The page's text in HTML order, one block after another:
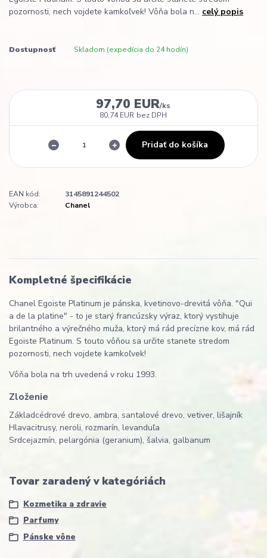
pozornosti, nech vojdete kamkoľvek! Vôňa bola n... celý popis
Dostupnosť Skladom (expedícia do 24 hodín)
97,70 EUR/ks
80,74 EUR bez DPH
Pridať do košíka
EAN kód:
3145891244502
Výrobca:
Chanel
Kompletné špecifikácie
Chanel Egoiste Platinum je pánska, kvetinovo-drevitá vôňa. "Qui
a de la platine" - to je starý francúzsky výraz, ktorý vystihuje
brilantného a výrečného muža, ktorý má rád precízne kov, má rád
Egoiste Platinum. S touto vôňou sa určite stanete stredom
pozornosti, nech vojdete kamkoľvek!
Vôňa bola na trh uvedená v roku 1993.
Zloženie
Základcédrové drevo, ambra, santalové drevo, vetiver, lišajník
Hlavacitrusy, neroli, rozmarín, levanduľa
Srdcejazmín, pelargónia (geranium), šalvia, galbanum
Tovar zaradený v kategóriách
Kozmetika a zdravie
Parfumy
Pánske vône